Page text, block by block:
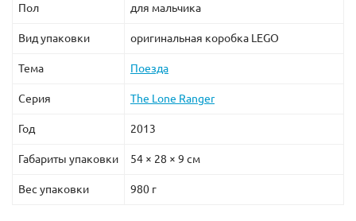
Пол для мальчика
Вид упаковки оригинальная коробка LEGO
Тема Поезда
Серия The Lone Ranger
Год 2013
Габариты упаковки 54 × 28 × 9 см
Вес упаковки 980 г